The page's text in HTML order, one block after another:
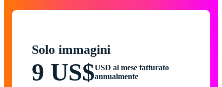
Solo immagini
9 US$USD al mese fatturato
annualmente